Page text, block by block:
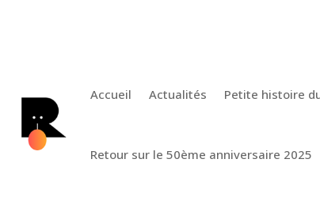
Accueil Actualités Petite histoire
Retour sur le 50ème anniversaire 2025